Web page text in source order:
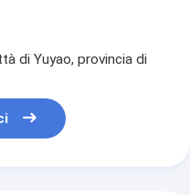
di Yuyao, provincia di